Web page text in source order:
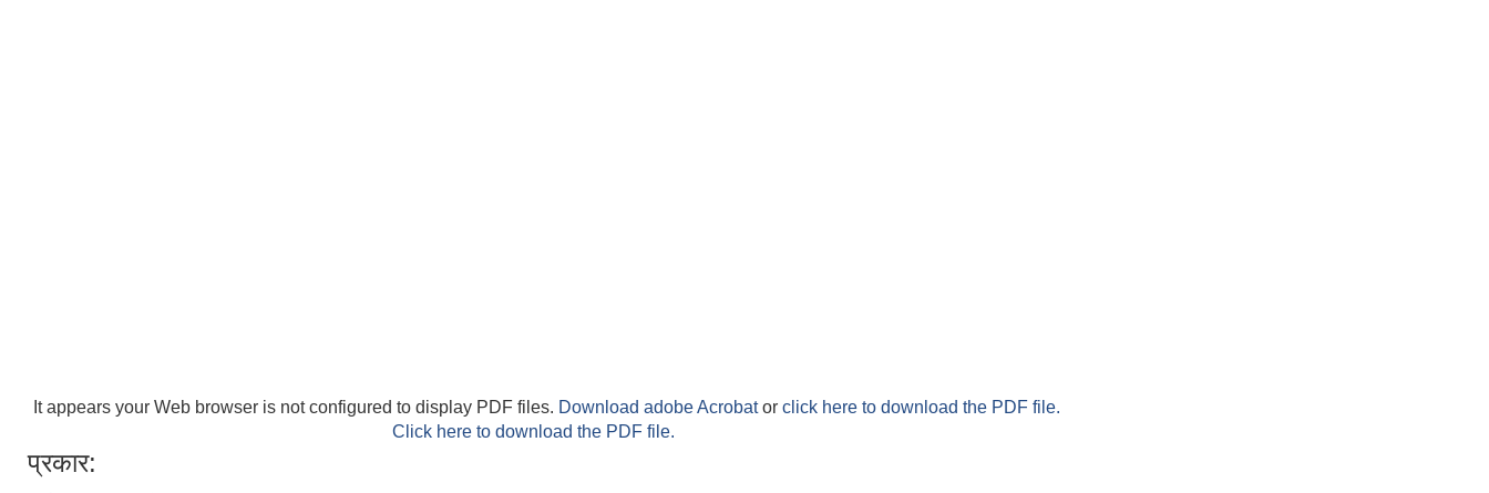
It appears your Web browser is not configured to display PDF files. Download adobe Acrobator click here to download the PDF file.
Click here to download the PDF file.
प्रकार: